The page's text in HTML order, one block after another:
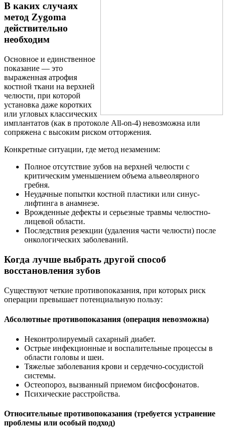
В каких случаях
метод Zygoma
действительно
необходим
Основное и единственное
показание — это
выраженная атрофия
костной ткани на верхней
челюсти, при которой
установка даже коротких
или угловых классических
имплантатов (как в протоколе All-on-4) невозможна или
сопряжена с высоким риском отторжения.
Конкретные ситуации, где метод незаменим:
Полное отсутствие зубов на верхней челюсти с
критическим уменьшением объема альвеолярного
гребня.
Неудачные попытки костной пластики или синус-
лифтинга в анамнезе.
Врожденные дефекты и серьезные травмы челюстно-
лицевой области.
Последствия резекции (удаления части челюсти) после
онкологических заболеваний.
Когда лучше выбрать другой способ
восстановления зубов
Существуют четкие противопоказания, при которых риск
операции превышает потенциальную пользу:
Абсолютные противопоказания (операция невозможна)
Неконтролируемый сахарный диабет.
Острые инфекционные и воспалительные процессы в
области головы и шеи.
Тяжелые заболевания крови и сердечно-сосудистой
системы.
Остеопороз, вызванный приемом бисфосфонатов.
Психические расстройства.
Относительные противопоказания (требуется устранение
проблемы или особый подход)